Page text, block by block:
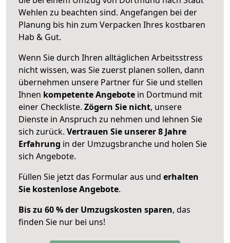
Wehlen zu beachten sind. Angefangen bei der
Planung bis hin zum Verpacken Ihres kostbaren
Hab & Gut.
Wenn Sie durch Ihren alltäglichen Arbeitsstress
nicht wissen, was Sie zuerst planen sollen, dann
übernehmen unsere Partner für Sie und stellen
Ihnen kompetente Angebote in Dortmund mit
einer Checkliste. Zögern Sie nicht, unsere
Dienste in Anspruch zu nehmen und lehnen Sie
sich zurück. Vertrauen Sie unserer 8 Jahre
Erfahrung in der Umzugsbranche und holen Sie
sich Angebote.
Füllen Sie jetzt das Formular aus und erhalten
Sie kostenlose Angebote.
Bis zu 60 % der Umzugskosten sparen, das
finden Sie nur bei uns!